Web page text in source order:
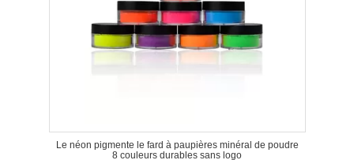
Le néon pigmente le fard à paupières minéral de poudre
8 couleurs durables sans logo